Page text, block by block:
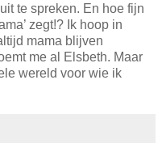
te spreken. En hoe fijn
zegt!? Ik hoop in
mama blijven
me al Elsbeth. Maar
wereld voor wie ik